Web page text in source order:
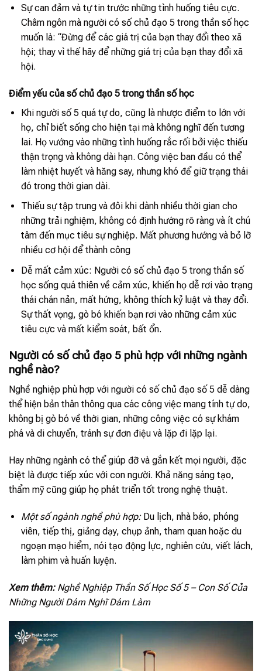
Sự can đảm và tự tin trước những tình huống tiêu cực.
Châm ngôn mà người có số chủ đạo 5 trong thần số học
muốn là: “Đừng để các giá trị của bạn thay đổi theo xã
hội; thay vì thế hãy để những giá trị của bạn thay đổi xã
hội.
Điểm yếu của số chủ đạo 5 trong thần số học
Khi người số 5 quá tự do, cũng là nhược điểm to lớn với
họ, chỉ biết sống cho hiện tại mà không nghĩ đến tương
lai. Họ vướng vào những tình huống rắc rối bởi việc thiếu
thận trọng và không dài hạn. Công việc ban đầu có thể
làm nhiệt huyết và hăng say, nhưng khó để giữ trạng thái
đó trong thời gian dài.
Thiếu sự tập trung và đôi khi dành nhiều thời gian cho
những trải nghiệm, không có định hướng rõ ràng và ít chú
tâm đến mục tiêu sự nghiệp. Mất phương hướng và bỏ lỡ
nhiều cơ hội để thành công
Dễ mất cảm xúc: Người có số chủ đạo 5 trong thần số
học sống quá thiên về cảm xúc, khiến họ dễ rơi vào trạng
thái chán nản, mất hứng, không thích kỷ luật và thay đổi.
Sự thất vọng, gò bó khiến bạn rơi vào những cảm xúc
tiêu cực và mất kiểm soát, bất ổn.
Người có số chủ đạo 5 phù hợp với những ngành
nghề nào?
Nghề nghiệp phù hợp với người có số chủ đạo số 5 dễ dàng
thể hiện bản thân thông qua các công việc mang tính tự do,
không bị gò bó về thời gian, những công việc có sự khám
phá và di chuyển, tránh sự đơn điệu và lặp đi lặp lại.
Hay những ngành có thể giúp đỡ và gắn kết mọi người, đặc
biệt là được tiếp xúc với con người. Khả năng sáng tạo,
thẩm mỹ cũng giúp họ phát triển tốt trong nghệ thuật.
Một số ngành nghề phù hợp:Du lịch, nhà báo, phóng
viên, tiếp thị, giảng dạy, chụp ảnh, tham quan hoặc du
ngoạn mạo hiểm, nói tạo động lực, nghiên cứu, viết lách,
làm phim và huấn luyện.
Xem thêm: Nghề Nghiệp Thần Số Học Số 5 – Con Số Của
Những Người Dám Nghĩ Dám Làm